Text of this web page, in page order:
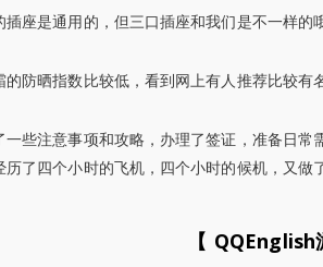
插座是通用的，但三口插座和我们是不一样的
的防晒指数比较低，看到网上有人推荐比较有
一些注意事项和攻略，办理了签证，准备日
了四个小时的飞机，四个小时的候机，又做
【